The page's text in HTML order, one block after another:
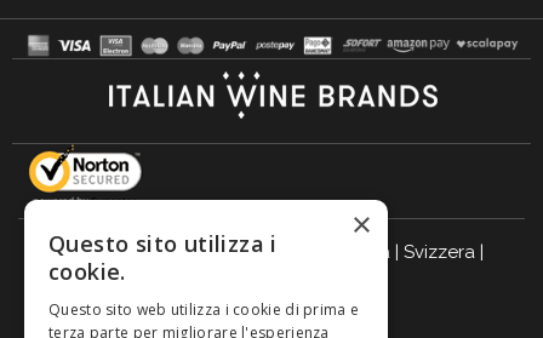
Italia|Germania|Regno Unito Austria | Svizzera |
BEVI RESPONSABILMENTE
×
Questo sito utilizza i
cookie.
Questo sito web utilizza i cookie di prima e
terza parte per migliorare l'esperienza